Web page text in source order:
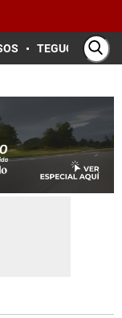
TEGUCIGALPA